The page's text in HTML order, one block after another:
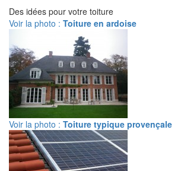
Des idées pour votre toiture
Voir la photo : Toiture en ardoise
Voir la photo : Toiture typique provençale